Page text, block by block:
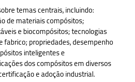
temas centrais, incluindo:
de materiais compósitos;
e biocompósitos; tecnologias
fabrico; propriedades, desempenho
inteligentes e
dos compósitos em diversos
e adoção industrial.